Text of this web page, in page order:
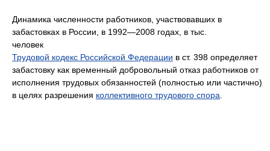
Динамика численности работников, участвовавших в
забастовках в России, в 1992—2008 годах, в тыс.
человек
Трудовой кодекс Российской Федерации в ст. 398 определяет
забастовку как временный добровольный отказ работников от
исполнения трудовых обязанностей (полностью или частично)
в целях разрешения коллективного трудового спора